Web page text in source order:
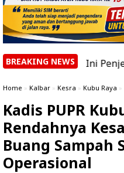
BREAKING NEWS
Ini Penjelasan Bupati
Home » Kalbar » Kesra » Kubu Raya »
Kadis PUPR
Rendahnya
Buang Sampah
Operasional